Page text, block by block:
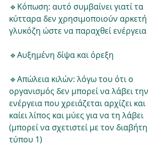
🔹️Κόπωση: αυτό συμβαίνει γιατί τα
κύτταρα δεν χρησιμοποιούν αρκετή
γλυκόζη ώστε να παραχθεί ενέργεια
🔹️Αυξημένη δίψα και όρεξη
🔹️Απώλεια κιλών: λόγω του ότι ο
οργανισμός δεν μπορεί να λάβει την
ενέργεια που χρειάζεται αρχίζει και
καίει λίπος και μύες για να τη λάβει
(μπορεί να σχετιστεί με τον διαβήτη
τύπου 1)